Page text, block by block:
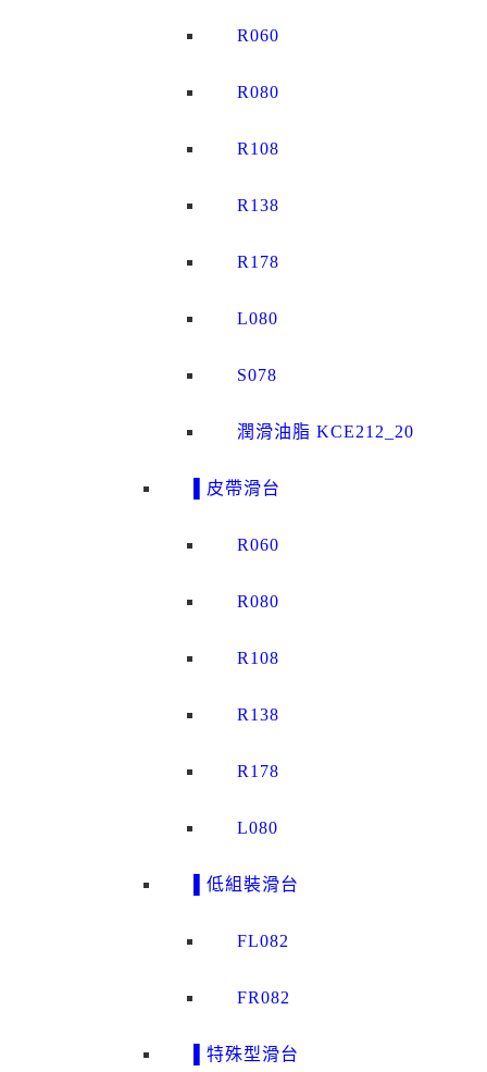
R060
R080
R108
R138
R178
L080
S078
潤滑油脂 KCE212_20
▌皮帶滑台
R060
R080
R108
R138
R178
L080
▌低組裝滑台
FL082
FR082
▌特殊型滑台